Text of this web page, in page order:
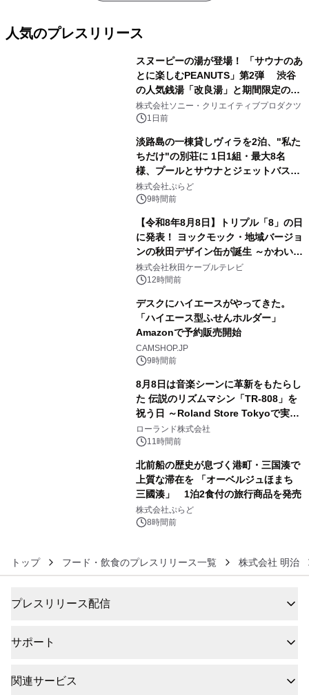
人気のプレスリリース
スヌーピーの湯が登場！ 「サウナのあ
とに楽しむPEANUTS」第2弾 渋谷
の人気銭湯「改良湯」と期間限定のコ
ラボレーション サウナイキタイコラ
ボグッズも発売決定！
株式会社ソニー・クリエイティブプロダクツ
1日前
淡路島の一棟貸しヴィラを2泊、"私た
ちだけ"の別荘に 1日1組・最大8名
様、プールとサウナとジェットバス付
きで Villa Mon Temps AWAJIの連泊
素泊りプラン
株式会社ぷらど
9時間前
【令和8年8月8日】トリプル「8」の日
に発表！ ヨックモック・地域バージョ
ンの秋田デザイン缶が誕生 ～かわいい
秋田犬の子犬と秋田の四季と名所を巡
るパッケージ～ 9月1日(火)秋田県内で
株式会社秋田ケーブルテレビ
12時間前
デスクにハイエースがやってきた。
「ハイエース型ふせんホルダー」
Amazonで予約販売開始
CAMSHOP.JP
9時間前
8月8日は音楽シーンに革新をもたらし
た 伝説のリズムマシン「TR-808」を
祝う日 ～Roland Store Tokyoで実機
を展示しての 記念キャンペーンを開
催 英国ラジオ「NTS」の 特別プログ
アーティストを フィーチャーしたアニ
メーションを公開～
ローランド株式会社
11時間前
北前船の歴史が息づく港町・三国湊で
上質な滞在を 「オーベルジュほまち
三國湊」 1泊2食付の旅行商品を発売
株式会社ぷらど
8時間前
トップ フード・飲食のプレスリリース一覧 株式会社 明治
プレスリリース配信
サポート
関連サービス